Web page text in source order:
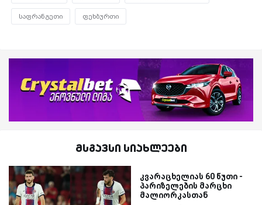
საფრანგეთი ფეხბურთი
მსგავსი სიახლეები
კვარაცხელიას 60 წუთი -
პარიზელების მარცხი
მალიორკასთან